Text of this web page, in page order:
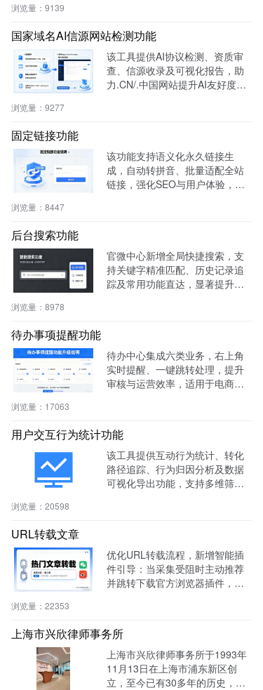
浏览量： 9139
国家域名AI信源网站检测功能
该工具提供AI协议检测、资质审
查、信源收录及可视化报告，助
力.CN/.中国网站提升AI友好度与
浏览量： 9277
固定链接功能
该功能支持语义化永久链接生
成，自动转拼音、批量适配全站
链接，强化SEO与用户体验，兼
浏览量： 8447
后台搜索功能
官微中心新增全局快捷搜索，支
持关键字精准匹配、历史记录追
踪及常用功能直达，显著提升后
浏览量： 8978
待办事项提醒功能
待办中心集成六类业务，右上角
实时提醒、一键跳转处理，提升
审核与运营效率，适用于电商、
浏览量： 17063
用户交互行为统计功能
该工具提供互动行为统计、转化
路径追踪、行为归因分析及数据
可视化导出功能，支持多维筛选
浏览量： 20598
URL转载文章
优化URL转载流程，新增智能插
件引导：当采集受阻时主动推荐
并跳转下载官方浏览器插件，有
浏览量： 22353
上海市兴欣律师事务所
上海市兴欣律师事务所于1993年
11月13日在上海市浦东新区创
立，至今已有30多年的历史，致